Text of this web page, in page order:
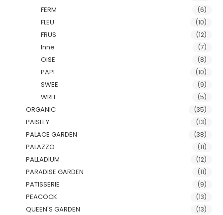
FERM (6)
FLEU (10)
FRUS (12)
Inne (7)
OISE (8)
PAPI (10)
SWEE (9)
WRIT (5)
ORGANIC (35)
PAISLEY (13)
PALACE GARDEN (38)
PALAZZO (11)
PALLADIUM (12)
PARADISE GARDEN (11)
PATISSERIE (9)
PEACOCK (13)
QUEEN'S GARDEN (13)